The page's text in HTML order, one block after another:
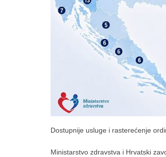
Dostupnije usluge i rasterećenje
Ministarstvo zdravstva i Hrvatski